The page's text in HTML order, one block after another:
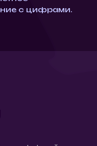
с цифрами.